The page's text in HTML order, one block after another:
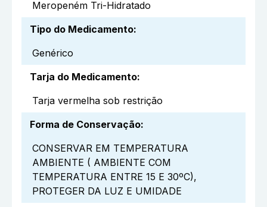
Meropeném Tri-Hidratado
Tipo do Medicamento:
Genérico
Tarja do Medicamento:
Tarja vermelha sob restrição
Forma de Conservação:
CONSERVAR EM TEMPERATURA
AMBIENTE ( AMBIENTE COM
TEMPERATURA ENTRE 15 E 30ºC),
PROTEGER DA LUZ E UMIDADE